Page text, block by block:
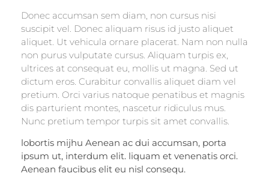
Donec accumsan sem diam, non cursus nisi
suscipit vel. Donec aliquam risus id justo aliquet
aliquet. Ut vehicula ornare placerat. Nam non nulla
non purus vulputate cursus. Aliquam turpis ex,
ultrices at consequat eu, mollis ut magna. Sed ut
dictum eros. Curabitur convallis aliquet diam vel
pretium. Orci varius natoque penatibus et magnis
dis parturient montes, nascetur ridiculus mus.
Nunc pretium tempor turpis sit amet convallis.
lobortis mijhu Aenean ac dui accumsan, porta
ipsum ut, interdum elit. liquam et venenatis orci.
Aenean faucibus elit eu nisl consequ.